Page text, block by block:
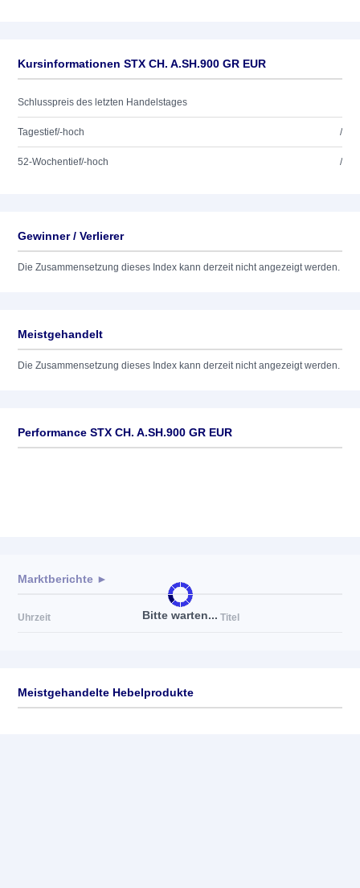
Kursinformationen STX CH. A.SH.900 GR EUR
Schlusspreis des letzten Handelstages
Tagestief/-hoch /
52-Wochentief/-hoch /
Gewinner / Verlierer
Die Zusammensetzung dieses Index kann derzeit nicht angezeigt werden.
Meistgehandelt
Die Zusammensetzung dieses Index kann derzeit nicht angezeigt werden.
Performance STX CH. A.SH.900 GR EUR
Bitte warten...
Marktberichte ►
Uhrzeit Titel
Meistgehandelte Hebelprodukte